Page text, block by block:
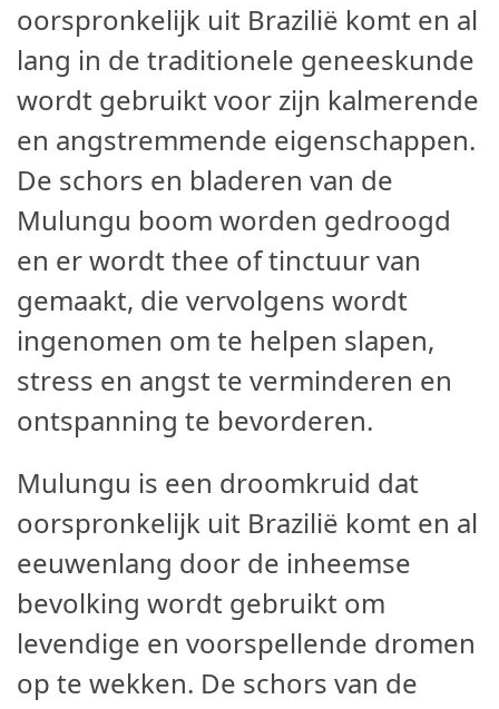
oorspronkelijk uit Brazilië komt en al
lang in de traditionele geneeskunde
wordt gebruikt voor zijn kalmerende
en angstremmende eigenschappen.
De schors en bladeren van de
Mulungu boom worden gedroogd
en er wordt thee of tinctuur van
gemaakt, die vervolgens wordt
ingenomen om te helpen slapen,
stress en angst te verminderen en
ontspanning te bevorderen.
Mulungu is een droomkruid dat
oorspronkelijk uit Brazilië komt en al
eeuwenlang door de inheemse
bevolking wordt gebruikt om
levendige en voorspellende dromen
op te wekken. De schors van de